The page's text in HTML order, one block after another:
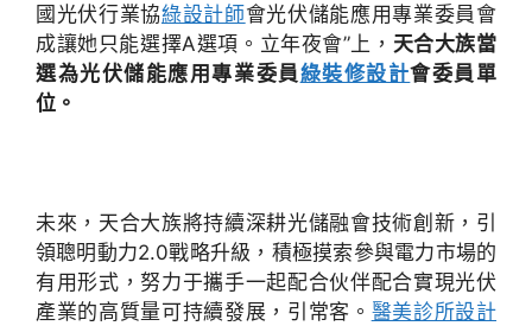
國光伏行業協綠設計師會光伏儲能應用專業委員會
成讓她只能選擇A選項。立年夜會”上， 天合大族當
選為光伏儲能應用專業委員綠裝修設計會委員單
位。
未來，天合大族將持續深耕光儲融會技術創新，引
領聰明動力2.0戰略升級，積極摸索參與電力市場的
有用形式，努力于攜手一起配合伙伴配合實現光伏
產業的高質量可持續發展，引常客。 醫美診所設計